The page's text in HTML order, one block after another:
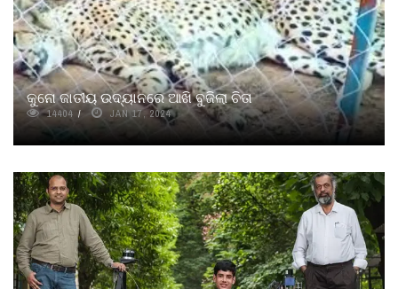
କୁନୋ ଜାତୀୟ ଉଦ୍ୟାନରେ ଆଖି ବୁଜିଲା ଚିତା
14404 JAN 17, 2024